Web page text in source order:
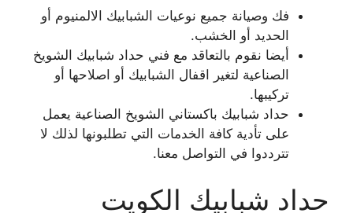
فك وصيانة جميع نوعيات الشبابيك الالمنيوم أو
الحديد أو الخشب.
أيضا نقوم بالتعاقد مع فني حداد شبابيك الشويخ
الصناعية لتغير اقفال الشبابيك أو اصلاحها أو
تركيبها.
حداد شبابيك باكستاني الشويخ الصناعية يعمل
على تأدية كافة الخدمات التي تطلبونها لذلك لا
تترددوا في التواصل معنا.
حداد شبابيك الكويت